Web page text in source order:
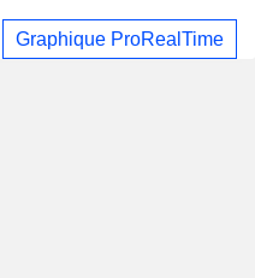
Graphique ProRealTime